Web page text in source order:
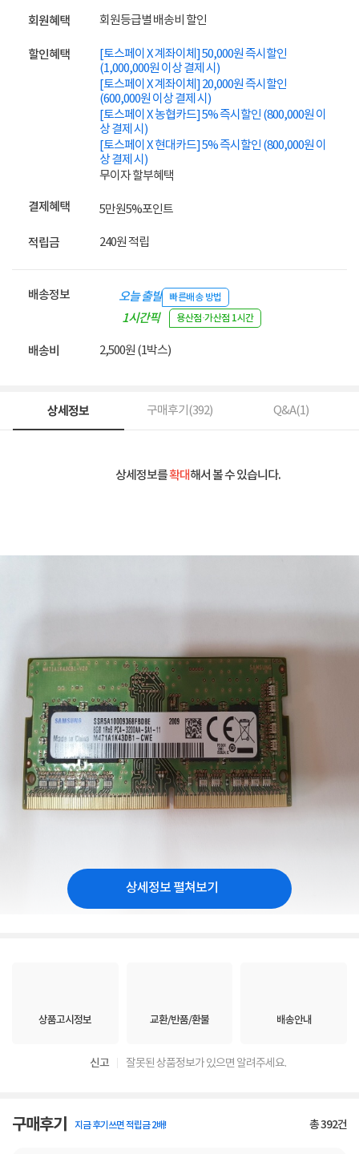
회원혜택 회원등급별 배송비 할인
할인혜택
[토스페이 X 계좌이체] 50,000원 즉시할인
(1,000,000원 이상 결제 시)
[토스페이 X 계좌이체] 20,000원 즉시할인
(600,000원 이상 결제 시)
[토스페이 X 농협카드] 5% 즉시할인 (800,000원 이
상 결제 시)
[토스페이 X 현대카드] 5% 즉시할인 (800,000원 이
상 결제 시)
무이자 할부혜택
결제혜택 5만원5%포인트
적립금 240원 적립
배송정보 오늘 출발 빠른배송 방법
1시간픽
용산점·가산점 1시간
배송비 2,500원 (1박스)
상세정보 구매후기(392) Q&A(1)
상세정보를확대해서 볼 수 있습니다.
상세정보 펼쳐보기
상품고시정보 교환/반품/환불 배송안내
신고 잘못된 상품정보가 있으면 알려주세요.
구매후기 지금 후기쓰면 적립금 2배! 총392건